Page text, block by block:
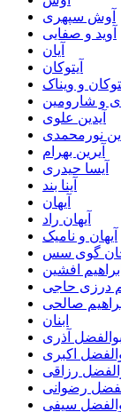
آوش سپهری
آوید و صفایی
آیان
آیتوکان
و ویناک
و شارومین
آیدین علوی
نورمحمدی
آیرین بهرام
آیسا حیدری
آینا بند
آیهان
آیهان راد
آیهان و نامیک
گوی سس
ابراهیم افشین
درزی حاجی
صالحی
ابنان
ابوالفضل آذری
اکبری
رزاقی
رضوانی
سیفی